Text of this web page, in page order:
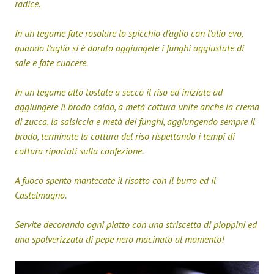
radice.
In un tegame fate rosolare lo spicchio d’aglio con l’olio evo,
quando l’aglio si è dorato aggiungete i funghi aggiustate di
sale e fate cuocere.
In un tegame alto tostate a secco il riso ed iniziate ad
aggiungere il brodo caldo, a metà cottura unite anche la crema
di zucca, la salsiccia e metà dei funghi, aggiungendo sempre il
brodo, terminate la cottura del riso rispettando i tempi di
cottura riportati sulla confezione.
A fuoco spento mantecate il risotto con il burro ed il
Castelmagno.
Servite decorando ogni piatto con una striscetta di pioppini ed
una spolverizzata di pepe nero macinato al momento!